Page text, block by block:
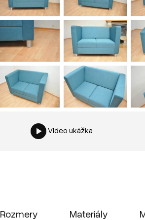
Video ukážka
Rozmery Materiály